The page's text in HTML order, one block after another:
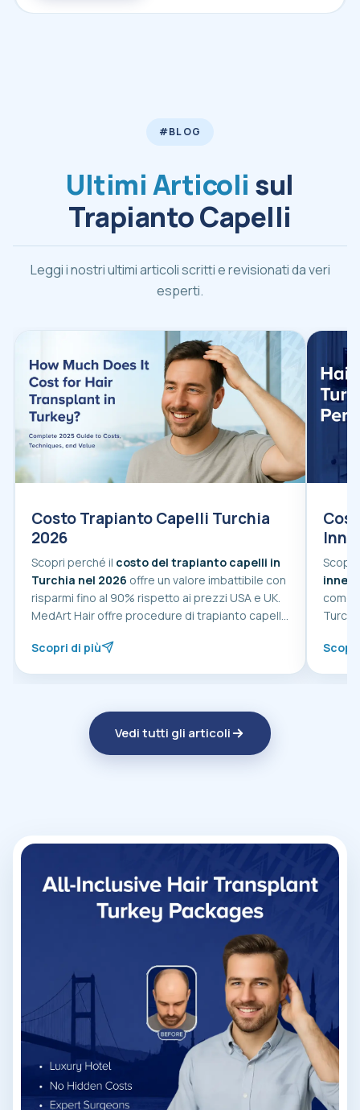
#BLOG
Ultimi Articoli sul
Trapianto Capelli
Leggi i nostri ultimi articoli scritti e revisionati da veri
esperti.
Leggi l'articolo Costo Trapianto Capelli Turchia
Costo Trapianto Capelli Turchia
2026
Scopri perché il costo del trapianto capelli in
Turchia nel 2026
risparmi fino al 90% rispetto ai prezzi USA e UK.
MedArt Hair offre procedure di trapianto capelli
DHIa partire da 2.000 dollari.
Scopri di più
sul Costo Trapianto Capelli Turchia 2026
Leggi
come
sul
Vedi tutti gli articolisul trapianto capelli presso